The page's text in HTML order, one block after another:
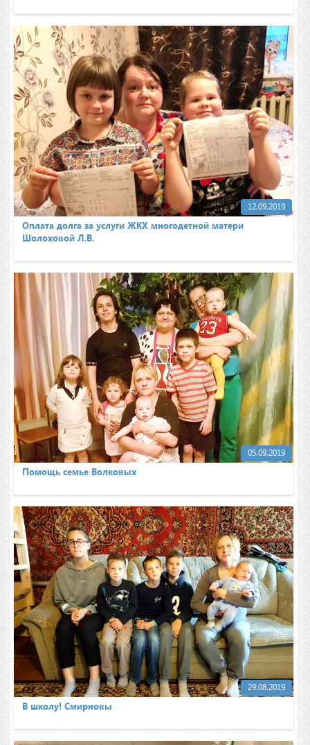
12.09.2019
Оплата долга за услуги ЖКХ многодетной матери
Шолоховой Л.В.
05.09.2019
Помощь семье Волковых
29.08.2019
В школу! Смирновы